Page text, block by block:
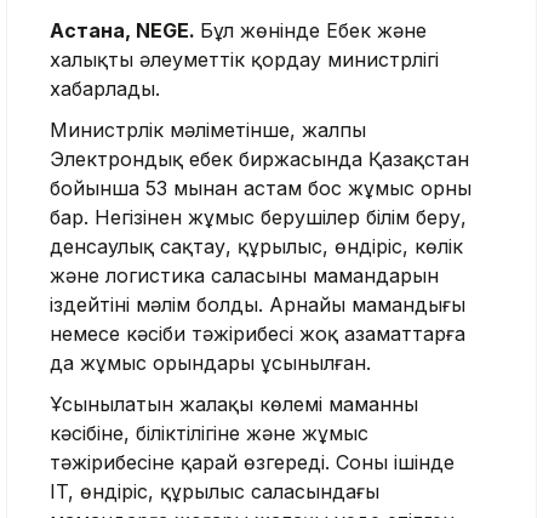
Астана, NEGE. Бұл жөнінде Еңбек және
халықты әлеуметтік қордау министрлігі
хабарлады.
Министрлік мәліметінше, жалпы
Электрондық еңбек биржасында Қазақстан
бойынша 53 мыңнан астам бос жұмыс орны
бар. Негізінен жұмыс берушілер білім беру,
денсаулық сақтау, құрылыс, өндіріс, көлік
және логистика саласының мамандарын
іздейтіні мәлім болды. Арнайы мамандығы
немесе кәсіби тәжірибесі жоқ азаматтарға
да жұмыс орындары ұсынылған.
Ұсынылатын жалақы көлемі маманның
кәсібіне, біліктілігіне және жұмыс
тәжірибесіне қарай өзгереді. Соның ішінде
IT, өндіріс, құрылыс саласындағы